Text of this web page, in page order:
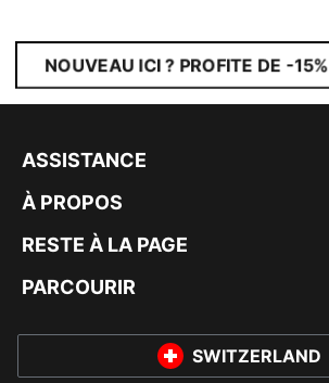
NOUVEAU ICI ? PROFITE DE -15%
ASSISTANCE
À PROPOS
RESTE À LA PAGE
PARCOURIR
SWITZERLAND